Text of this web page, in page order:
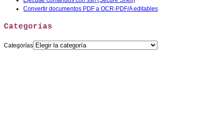
Convertir documentos PDF a OCR-PDF/A editables
Categorías
Categorías